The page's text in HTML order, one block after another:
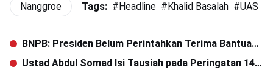
Nanggroe Tags: #Headline #Khalid Basalah #UAS
BNPB: Presiden Belum Perintahkan Terima Bantuan
Internasional Tsunami Selat Sunda
Ustad Abdul Somad Isi Tausiah pada Peringatan 14